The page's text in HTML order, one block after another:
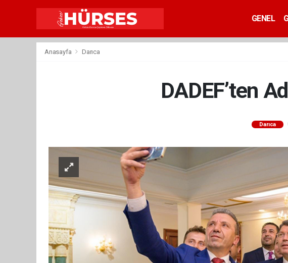
GENEL
Anasayfa Darıca
DADEF’ten
Darıca